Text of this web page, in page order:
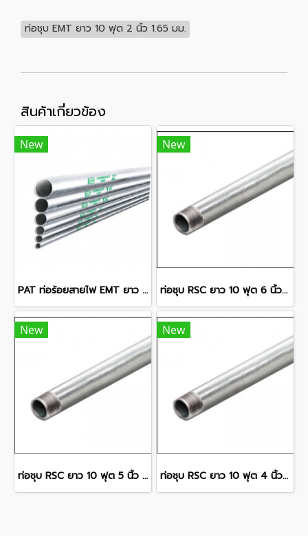
ท่อชุบ EMT ยาว 10 ฟุต 2 นิ้ว 1.65 มม.
สินค้าเกี่ยวข้อง
New
PAT ท่อร้อยสายไฟ EMT ยาว 10 ฟุต 1 1/4 นิ้ว 1.65 มม.
New
ท่อชุบ RSC ยาว 10 ฟุต 6 นิ้ว 6.76 มม.
New
ท่อชุบ RSC ยาว 10 ฟุต 5 นิ้ว 6.22 มม.
New
ท่อชุบ RSC ยาว 10 ฟุต 4 นิ้ว 5.72 มม.